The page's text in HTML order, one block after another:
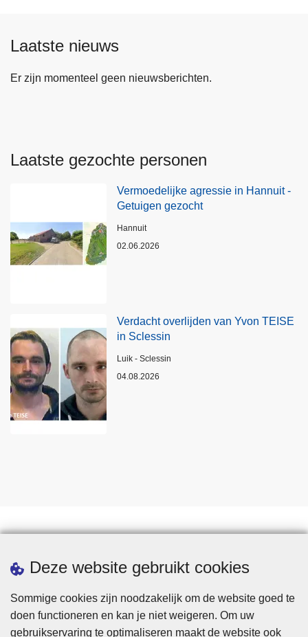
Deze website gebruikt cookies
Sommige cookies zijn noodzakelijk om de website goed te
doen functioneren en kan je niet weigeren. Om uw
gebruikservaring te optimaliseren maakt de website ook
Laatste nieuws
Er zijn momenteel geen nieuwsberichten.
Laatste gezochte personen
Vermoedelijke agressie in Hannuit -
Getuigen gezocht
Plaats
Hannuit
02.06.2026
Verdacht overlijden van Yvon TEISE
in Sclessin
Plaats
Luik - Sclessin
04.08.2026